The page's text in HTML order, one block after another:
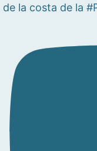
de la costa de la